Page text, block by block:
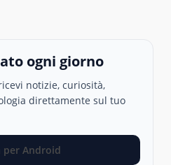
ogni giorno
notizie, curiosità,
direttamente sul tuo
per Android